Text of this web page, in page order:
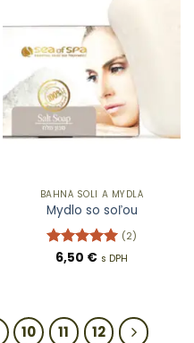
BAHNÁ SOLI A MYDLÁ
Mydlo so soľou
Hodnotenie
(2)
6,50 € s DPH
10 11 12